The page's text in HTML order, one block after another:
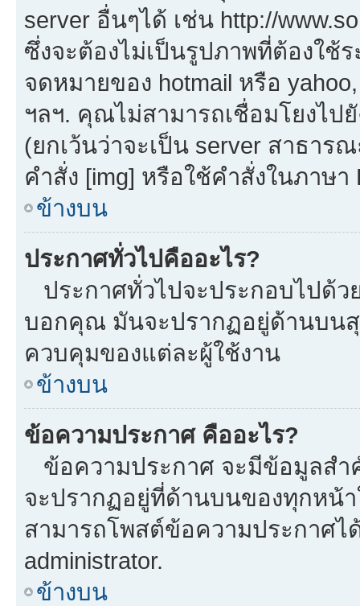
server อื่นๆได้ เช่น http://
ซึ่งจะต้องไม่เป็นรูปภาพที่ต้องใช้
จดหมายของ hotmail หรือ
ฯลฯ. คุณไม่สามารถเชื่อมโยงไป
(ยกเว้นว่าจะเป็น server สาธาร
คำสั่ง [img] หรือใช้คำสั่งในภาษ
ข้างบน
ประกาศทั่วไปคืออะไร?
ประกาศทั่วไปจะประกอบไปด้
บอกคุณ มันจะปรากฏอยู่ด้านบน
ควบคุมของแต่ละผู้ใช้งาน
ข้างบน
ข้อความประกาศ คืออะไร?
ข้อความประกาศ จะมีข้อมูลส
จะปรากฏอยู่ที่ด้านบนของทุกหน้
สามารถโพสต์ข้อความประกาศ
administrator.
ข้างบน